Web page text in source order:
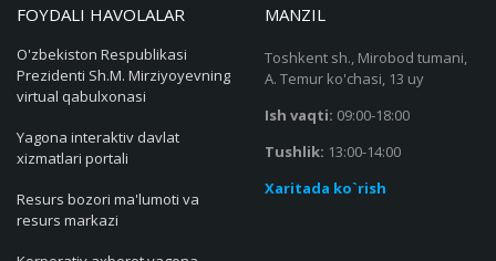
FOYDALI HAVOLALAR
O'zbekiston Respublikasi
Prezidenti Sh.M. Mirziyoyevning
virtual qabulxonasi
Yagona interaktiv davlat
xizmatlari portali
Resurs bozori ma'lumoti va
resurs markazi
MANZIL
Toshkent sh., Mirobod tumani,
A. Temur ko'chasi, 13 uy
Ish vaqti: 09:00-18:00
Tushlik: 13:00-14:00
Xaritada ko`rish